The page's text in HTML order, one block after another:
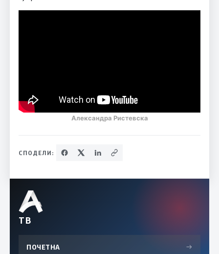
Александра Ристевска
СПОДЕЛИ:
ТВ
ПОЧЕТНА →